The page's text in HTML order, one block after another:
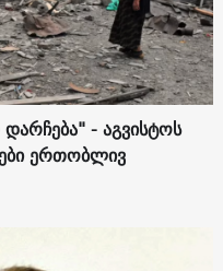
- აგვისტოს
ერთობლივ